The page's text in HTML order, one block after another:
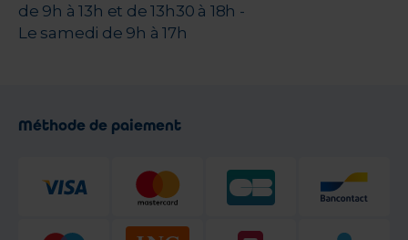
de 9h à 13h et de 13h30 à 18h -
Le samedi de 9h à 17h
Méthode de paiement